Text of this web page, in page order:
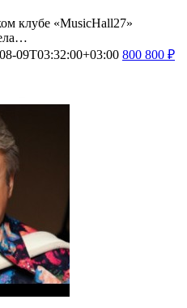
клубе «MusicHall27»
09T03:32:00+03:00 800 800 ₽